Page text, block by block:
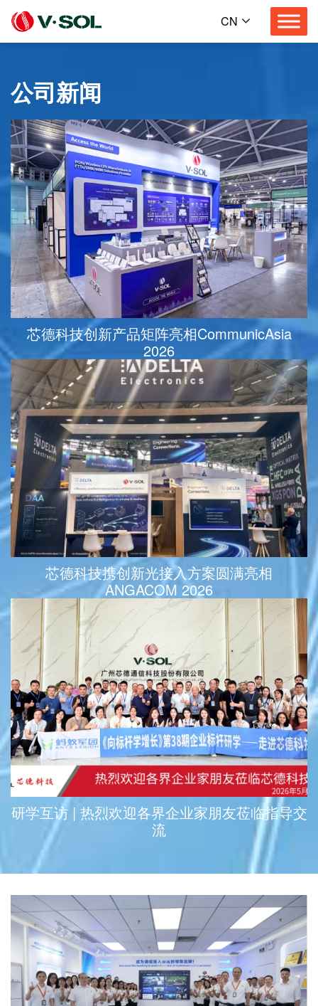
CN
公司新闻
芯德科技创新产品矩阵亮相CommunicAsia
2026
芯德科技携创新光接入方案圆满亮相
ANGACOM 2026
研学互访 | 热烈欢迎各界企业家朋友莅临指导交
流